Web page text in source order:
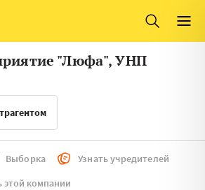
Литва
Финляндия
"Люфа", УНП
Выборка
Узнать учредителей
этой компании